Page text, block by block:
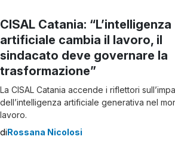
CISAL Catania: “L’intelligenza
artificiale cambia il lavoro, il
sindacato deve governare la
trasformazione”
La CISAL Catania accende i riflettori
dell’intelligenza artificiale generativa nel
lavoro.
di Rossana Nicolosi